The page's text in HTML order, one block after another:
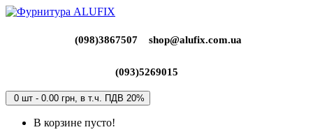
(098)3867507 shop@alufix.com.ua
(093)5269015
0 шт - 0.00 грн, в т.ч. ПДВ 20%
В корзине пусто!